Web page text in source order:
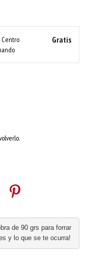
Centro
Gratis
de 90 grs para forrar
y lo que se te ocurra!